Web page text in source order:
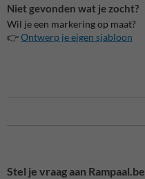
Niet gevonden wat je zocht?
Wil je een markering op maat?
👉Ontwerp je eigen sjabloon
Stel je vraag aan Rampaal.be